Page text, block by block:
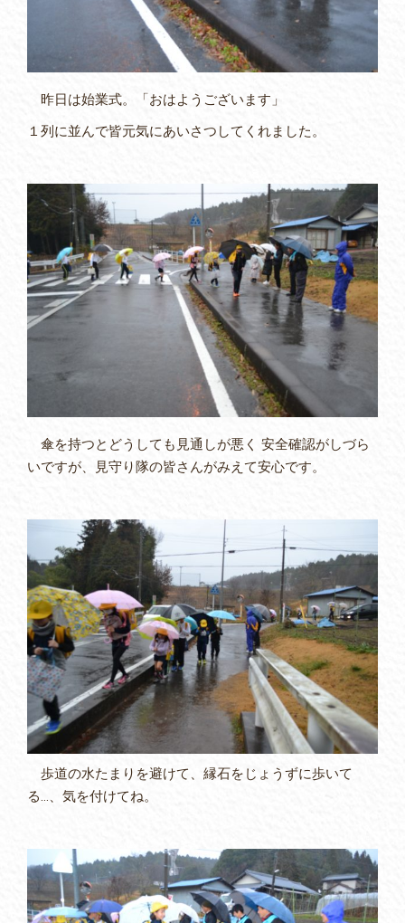
昨日は始業式。「おはようございます」
１列に並んで皆元気にあいさつしてくれました。
傘を持つとどうしても見通しが悪く 安全確認がしづら
いですが、見守り隊の皆さんがみえて安心です。
歩道の水たまりを避けて、縁石をじょうずに歩いて
る…、気を付けてね。